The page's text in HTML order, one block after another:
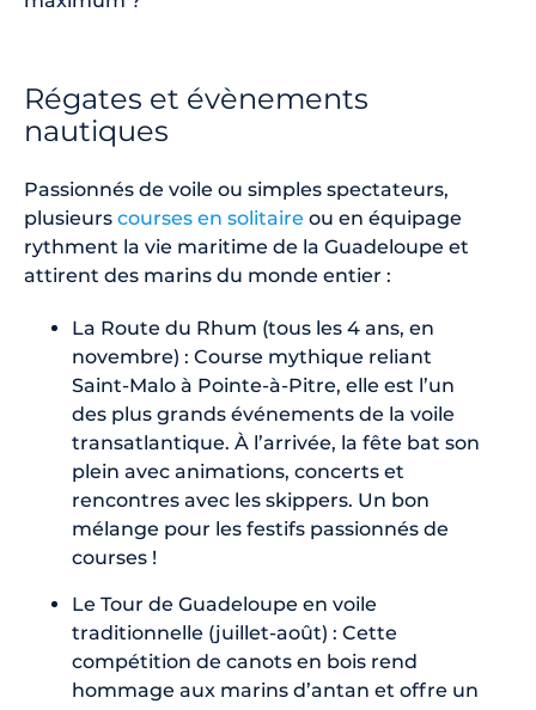
Régates et évènements
nautiques
Passionnés de voile ou simples spectateurs,
plusieurs courses en solitaire ou en équipage
rythment la vie maritime de la Guadeloupe et
attirent des marins du monde entier :
La Route du Rhum (tous les 4 ans, en
novembre) : Course mythique reliant
Saint-Malo à Pointe-à-Pitre, elle est l’un
des plus grands événements de la voile
transatlantique. À l’arrivée, la fête bat son
plein avec animations, concerts et
rencontres avec les skippers. Un bon
mélange pour les festifs passionnés de
courses !
Le Tour de Guadeloupe en voile
traditionnelle (juillet-août) : Cette
compétition de canots en bois rend
hommage aux marins d’antan et offre un